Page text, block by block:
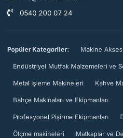
0540 200 07 24
Popüler Kategoriler: Makine
Endüstriyel Mutfak Malzemeleri ve
Metal işleme Makineleri Kahve
Bahçe Makinaları ve Ekipmanları
Profesyonel Pişirme Ekipmanları
Ölçme makineleri Matkaplar ve